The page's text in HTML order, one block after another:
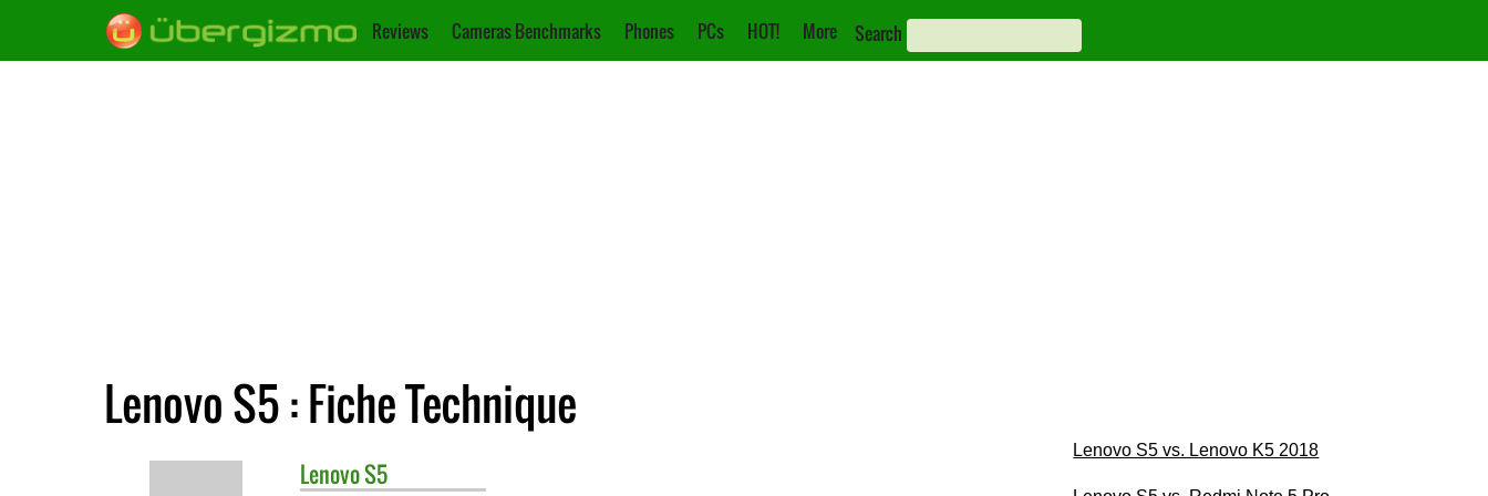
Reviews Cameras Benchmarks Phones PCs HOT! More Search
Lenovo S5 : Fiche Technique
LenovoS5
Lenovo S5 vs. Lenovo K5 2018